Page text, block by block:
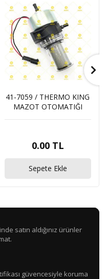
41-7059 / THERMO KING
MAZOT OTOMATIĞI
0.00 TL
Sepete Ekle
satın aldığınız ürünler
güvencesiyle koruma